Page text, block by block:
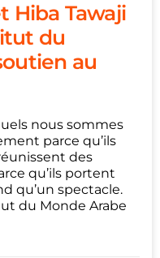
Hiba Tawaji
du
au
nous sommes
parce qu’ils
des
qu’ils portent
qu’un spectacle.
du Monde Arabe